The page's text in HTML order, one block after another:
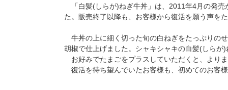
「白髪(しらが)ねぎ牛丼」は、2011年4月の発売
た。販売終了以降も、お客様から復活を願う声を
牛丼の上に細く切った旬の白ねぎをたっぷりの
胡椒で仕上げました。シャキシャキの白髪(しらが
お好みでたまごをプラスしていただくと、より
復活を待ち望んでいたお客様も、初めてのお客